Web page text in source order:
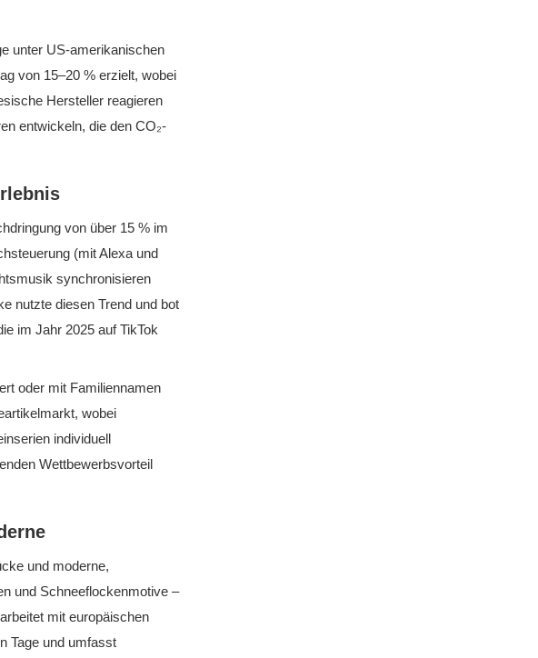
unter US-amerikanischen
von 15–20 % erzielt, wobei
Hersteller reagieren
entwickeln, die den CO₂-
von über 15 % im
(mit Alexa und
synchronisieren
nutzte diesen Trend und bot
im Jahr 2025 auf TikTok
oder mit Familiennamen
wobei
individuell
Wettbewerbsvorteil
und moderne,
und Schneeflockenmotive –
mit europäischen
Tage und umfasst